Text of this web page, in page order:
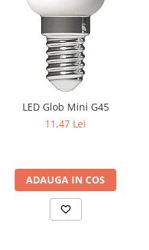
LED Glob Mini G45
11,47 Lei
ADAUGA IN COS